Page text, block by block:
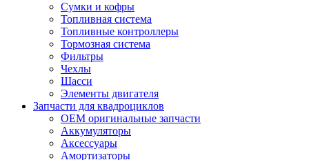
Сумки и кофры
Топливная система
Топливные контроллеры
Тормозная система
Фильтры
Чехлы
Шасси
Элементы двигателя
Запчасти для квадроциклов
OEM оригинальные запчасти
Аккумуляторы
Аксессуары
Амортизаторы